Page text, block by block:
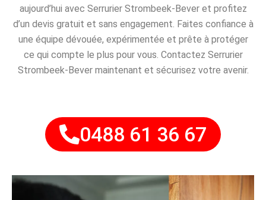
aujourd’hui avec Serrurier Strombeek-Bever et profitez
d’un devis gratuit et sans engagement. Faites confiance à
une équipe dévouée, expérimentée et prête à protéger
ce qui compte le plus pour vous. Contactez Serrurier
Strombeek-Bever maintenant et sécurisez votre avenir.
0488 61 36 67